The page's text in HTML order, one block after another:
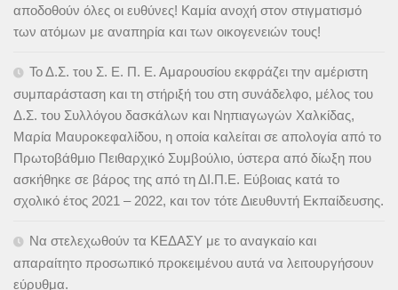
αποδοθούν όλες οι ευθύνες! Καμία ανοχή στον στιγματισμό
των ατόμων με αναπηρία και των οικογενειών τους!
Το Δ.Σ. του Σ. Ε. Π. Ε. Αμαρουσίου εκφράζει την αμέριστη
συμπαράσταση και τη στήριξή του στη συνάδελφο, μέλος του
Δ.Σ. του Συλλόγου δασκάλων και Νηπιαγωγών Χαλκίδας,
Μαρία Μαυροκεφαλίδου, η οποία καλείται σε απολογία από το
Πρωτοβάθμιο Πειθαρχικό Συμβούλιο, ύστερα από δίωξη που
ασκήθηκε σε βάρος της από τη ΔΙ.Π.Ε. Εύβοιας κατά το
σχολικό έτος 2021 – 2022, και τον τότε Διευθυντή Εκπαίδευσης.
Να στελεχωθούν τα ΚΕΔΑΣΥ με το αναγκαίο και
απαραίτητο προσωπικό προκειμένου αυτά να λειτουργήσουν
εύρυθμα.